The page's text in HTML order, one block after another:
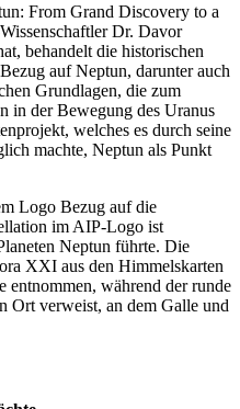
From Grand Discovery to a
Dr. Davor
behandelt die historischen
auf Neptun, darunter auch
Grundlagen, die zum
in der Bewegung des Uranus
welches es durch seine
machte, Neptun als Punkt
Logo Bezug auf die
im AIP-Logo ist
Neptun führte. Die
XXI aus den Himmelskarten
entnommen, während der runde
Ort verweist, an dem Galle und